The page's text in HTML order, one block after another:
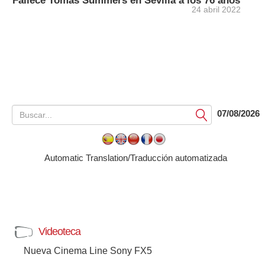
24 abril 2022
Submit07/08/2026
Automatic Translation/Traducción automatizada
Videoteca
Nueva Cinema Line Sony FX5